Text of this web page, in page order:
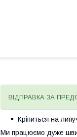
ВІДПРАВКА ЗА
Кріпиться на
Ми працюємо дуже